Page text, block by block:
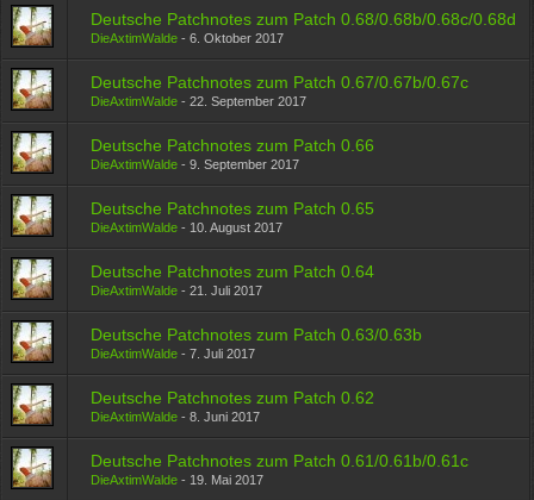
Deutsche Patchnotes zum Patch 0.68/0.68b/0.68c/0.68d
DieAxtimWalde -6. Oktober 2017
Deutsche Patchnotes zum Patch 0.67/0.67b/0.67c
DieAxtimWalde -22. September 2017
Deutsche Patchnotes zum Patch 0.66
DieAxtimWalde -9. September 2017
Deutsche Patchnotes zum Patch 0.65
DieAxtimWalde - 10. August 2017
Deutsche Patchnotes zum Patch 0.64
DieAxtimWalde -21. Juli 2017
Deutsche Patchnotes zum Patch 0.63/0.63b
DieAxtimWalde -7. Juli 2017
Deutsche Patchnotes zum Patch 0.62
DieAxtimWalde -8. Juni 2017
Deutsche Patchnotes zum Patch 0.61/0.61b/0.61c
DieAxtimWalde - 19. Mai 2017